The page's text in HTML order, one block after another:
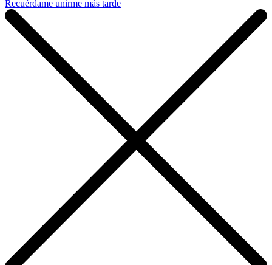
Recuérdame unirme más tarde